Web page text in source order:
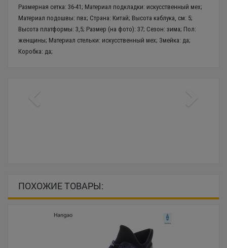
Размерная сетка: 36-41; Материал подкладки: искусственный мех;
Материал подошвы: пвх; Страна: Китай; Высота каблука, см: 5;
Высота платформы: 3,5; Размер (на фото): 37; Сезон: зима; Пол:
женщины; Материал стельки: искусственный мех; Змейка: да;
Коробка: да;
ПОХОЖИЕ ТОВАРЫ: